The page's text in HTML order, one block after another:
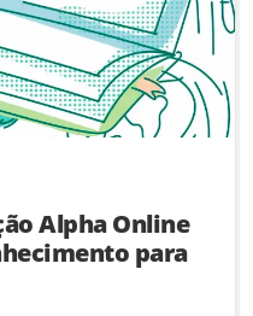
Alpha Online
para